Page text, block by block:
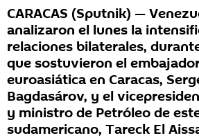
CARACAS (Sputnik) —
analizaron el lunes la
relaciones bilaterales,
que sostuvieron el
euroasiática en Caracas,
Bagdasárov, y el
y ministro de Petróleo de
sudamericano, Tareck El